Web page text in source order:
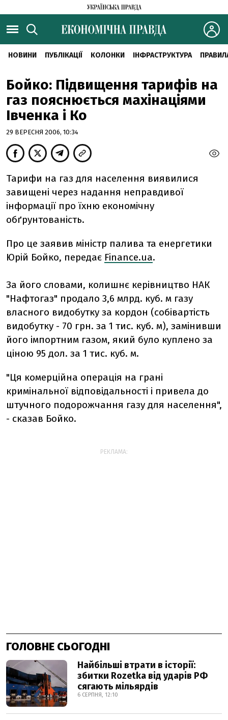
НОВИНИ ПУБЛІКАЦІЇ КОЛОНКИ ІНФРАСТРУКТУРА
Бойко: Підвищення тарифів на
газ пояснюється махінаціями
Івченка і Ко
29 ВЕРЕСНЯ 2006, 10:34
Тарифи на газ для населення виявилися
завищені через надання неправдивої
інформації про їхню економічну
обґрунтованість.
Про це заявив міністр палива та енергетики
Юрій Бойко, передає Finance.ua.
За його словами, колишнє керівництво НАК
"Нафтогаз" продало 3,6 млрд. куб. м газу
власного видобутку за кордон (собівартість
видобутку - 70 грн. за 1 тис. куб. м), замінивши
його імпортним газом, який було куплено за
ціною 95 дол. за 1 тис. куб. м.
"Ця комерційна операція на грані
кримінальної відповідальності і привела до
штучного подорожчання газу для населення",
- сказав Бойко.
РЕКЛАМА:
ГОЛОВНЕ СЬОГОДНІ
Найбільші втрати в історії:
збитки Rozetka від ударів РФ
сягають мільярдів
6 СЕРПНЯ, 12:10